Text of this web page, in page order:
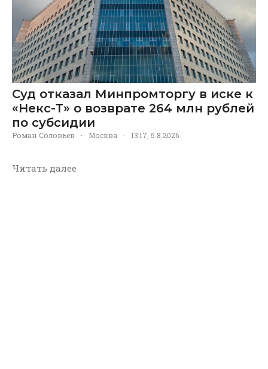
Суд отказал Минпромторгу в иске к
«Некс-Т» о возврате 264 млн рублей
по субсидии
Роман Соловьев · Москва · 13:17, 5.8.2026
Читать далее